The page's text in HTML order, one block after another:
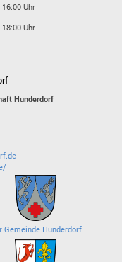
Uhr
Uhr
Hunderdorf
Gemeinde Hunderdorf